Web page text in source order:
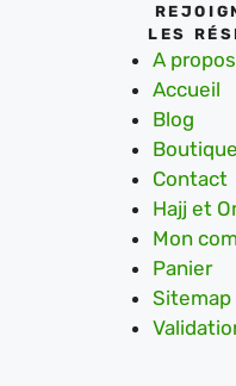
LES
A propos
Accueil
Blog
Boutique
Contact
Hajj et
Mon
Panier
Sitemap